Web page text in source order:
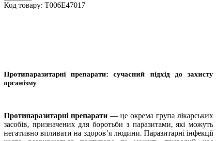
Код товару: T006E47017
Протипаразитарні препарати: сучасний підхід до захисту
організму
Протипаразитарні препарати — це окрема група лікарських
засобів, призначених для боротьби з паразитами, які можуть
негативно впливати на здоров’я людини. Паразитарні інфекції